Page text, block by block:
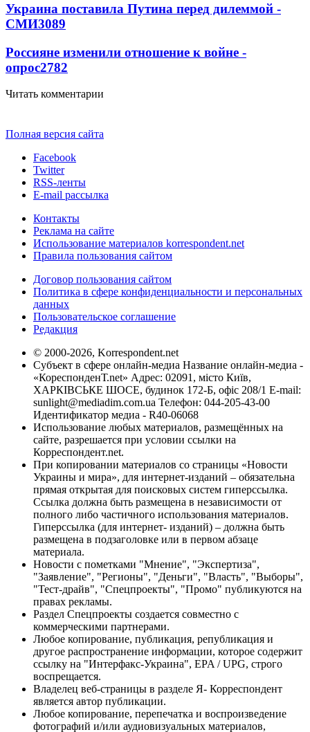
Украина поставила Путина перед дилеммой -
СМИ3089
Россияне изменили отношение к войне -
опрос2782
Читать комментарии
Полная версия сайта
Facebook
Twitter
RSS-ленты
E-mail рассылка
Контакты
Реклама на сайте
Использование материалов korrespondent.net
Правила пользования сайтом
Договор пользования сайтом
Политика в сфере конфиденциальности и персональных
данных
Пользовательское соглашение
Редакция
© 2000-2026, Korrespondent.net
Субъект в сфере онлайн-медиа Название онлайн-медиа -
«КореспонденТ.net» Адрес: 02091, місто Київ,
ХАРКІВСЬКЕ ШОСЕ, будинок 172-Б, офіс 208/1 E-mail:
sunlight@mediadim.com.ua Телефон: 044-205-43-00
Идентификатор медиа - R40-06068
Использование любых материалов, размещённых на
сайте, разрешается при условии ссылки на
Корреспондент.net.
При копировании материалов со страницы «Новости
Украины и мира», для интернет-изданий – обязательна
прямая открытая для поисковых систем гиперссылка.
Ссылка должна быть размещена в независимости от
полного либо частичного использования материалов.
Гиперссылка (для интернет- изданий) – должна быть
размещена в подзаголовке или в первом абзаце
материала.
Новости с пометками "Мнение", "Экспертиза",
"Заявление", "Регионы", "Деньги", "Власть", "Выборы",
"Тест-драйв", "Спецпроекты", "Промо" публикуются на
правах рекламы.
Раздел Спецпроекты создается совместно с
коммерческими партнерами.
Любое копирование, публикация, републикация и
другое распространение информации, которое содержит
ссылку на "Интерфакс-Украина", EPA / UPG, строго
воспрещается.
Владелец веб-страницы в разделе Я- Корреспондент
является автор публикации.
Любое копирование, перепечатка и воспроизведение
фотографий и/или аудиовизуальных материалов,